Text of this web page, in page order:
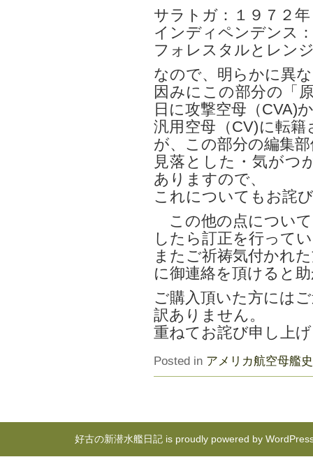
サラトガ：１９７２
インディペンデンス
フォレスタルとレン
なので、明らかに異
因みにこの部分の「
日に攻撃空母（CVA)
汎用空母（CV)に転
が、この部分の編集
見落とした・気がつ
ありますので、
これについてもお詫
この他の点につい
したら訂正を行って
またご祈祷気付かれ
に御連絡を頂けると
ご購入頂いた方には
訳ありません。
重ねてお詫び申し上
Posted in アメリカ航空母艦史
好古の新潜水艦日記 is proudly powered by